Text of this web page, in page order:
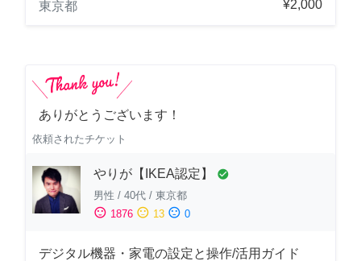
東京都 ¥2,000
ありがとうございます！
依頼されたチケット
やりが【IKEA認定】 check_circle
男性 / 40代 / 東京都
sentiment_satisfied 1876 sentiment_neutral 13 sentiment_dissatisfied 0
デジタル機器・家電の設定と操作/活用ガイド